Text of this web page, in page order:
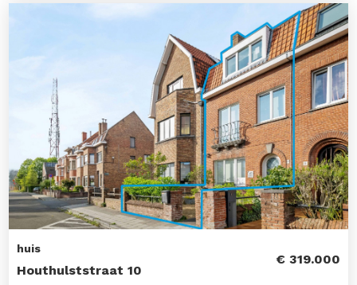
huis
Houthulststraat 10
€ 319.000